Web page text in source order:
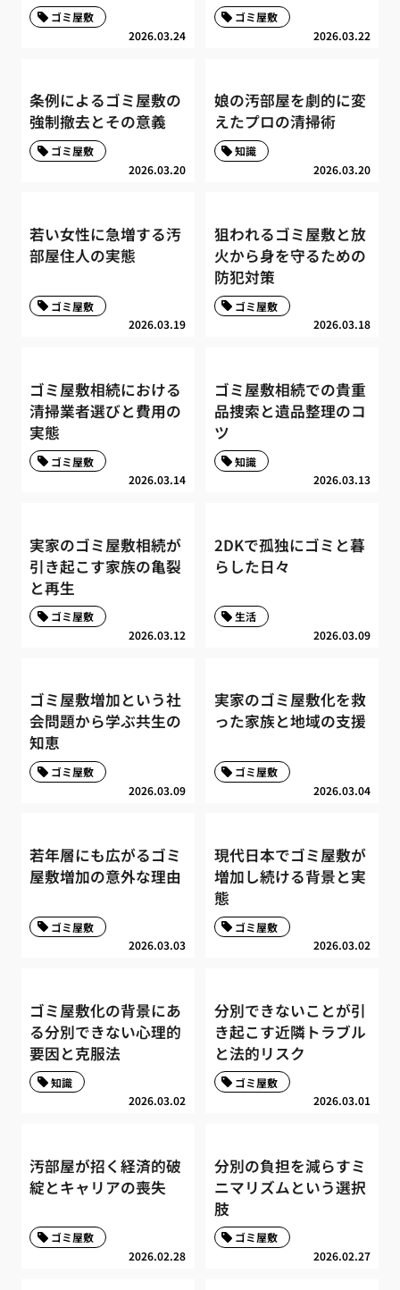
2026.03.24
ゴミ屋敷
2026.03.22
ゴミ屋敷
条例によるゴミ屋敷の
強制撤去とその意義
2026.03.20
ゴミ屋敷
娘の汚部屋を劇的に変
えたプロの清掃術
2026.03.20
知識
若い女性に急増する汚
部屋住人の実態
2026.03.19
ゴミ屋敷
狙われるゴミ屋敷と放
火から身を守るための
防犯対策
2026.03.18
ゴミ屋敷
ゴミ屋敷相続における
清掃業者選びと費用の
実態
2026.03.14
ゴミ屋敷
ゴミ屋敷相続での貴重
品捜索と遺品整理のコ
ツ
2026.03.13
知識
実家のゴミ屋敷相続が
引き起こす家族の亀裂
と再生
2026.03.12
ゴミ屋敷
2DKで孤独にゴミと暮
らした日々
2026.03.09
生活
ゴミ屋敷増加という社
会問題から学ぶ共生の
知恵
2026.03.09
ゴミ屋敷
実家のゴミ屋敷化を救
った家族と地域の支援
2026.03.04
ゴミ屋敷
若年層にも広がるゴミ
屋敷増加の意外な理由
2026.03.03
ゴミ屋敷
現代日本でゴミ屋敷が
増加し続ける背景と実
態
2026.03.02
ゴミ屋敷
ゴミ屋敷化の背景にあ
る分別できない心理的
要因と克服法
2026.03.02
知識
分別できないことが引
き起こす近隣トラブル
と法的リスク
2026.03.01
ゴミ屋敷
汚部屋が招く経済的破
綻とキャリアの喪失
2026.02.28
ゴミ屋敷
分別の負担を減らすミ
ニマリズムという選択
肢
2026.02.27
ゴミ屋敷